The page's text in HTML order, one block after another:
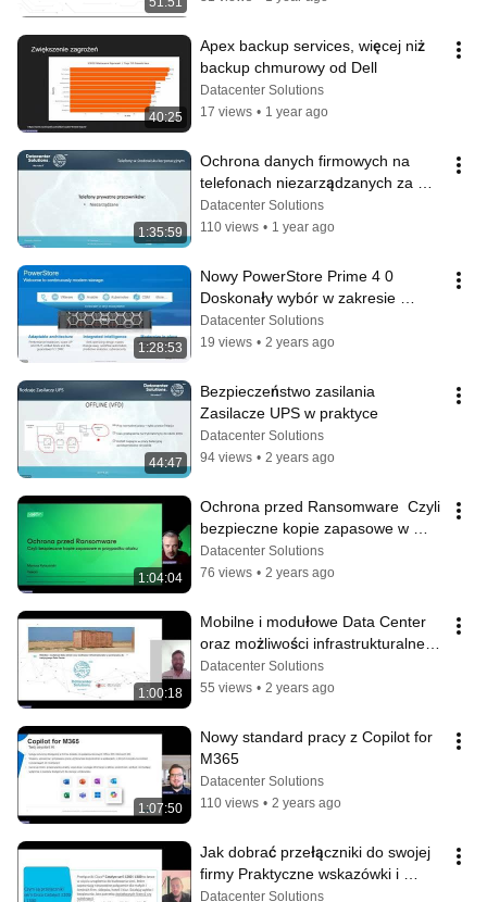
40:25
Apex backup services, więcej niż
backup chmurowy od Dell
Datacenter Solutions
17 views • 1 year ago
1:35:59
Ochrona danych firmowych na
telefonach niezarządzanych za
pomocą Microsoft Intune
Datacenter Solutions
110 views • 1 year ago
1:28:53
Nowy PowerStore Prime 4 0
Doskonały wybór w zakresie
pamięci masowej typu all flash
Datacenter Solutions
19 views • 2 years ago
44:47
Bezpieczeństwo zasilania
Zasilacze UPS w praktyce
Datacenter Solutions
94 views • 2 years ago
1:04:04
Ochrona przed Ransomware  Czyli
bezpieczne kopie zapasowe w
przypadku ataku
Datacenter Solutions
76 views • 2 years ago
1:00:18
Mobilne i modułowe Data Center
oraz możliwości infrastrukturalne w
porównaniu do tradycyjnego DC
Datacenter Solutions
55 views • 2 years ago
1:07:50
Nowy standard pracy z Copilot for
M365
Datacenter Solutions
110 views • 2 years ago
Jak dobrać przełączniki do swojej
firmy Praktyczne wskazówki i
rozwiązania Cisco
Datacenter Solutions